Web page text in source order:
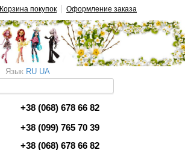
Корзина покупок Оформление заказа
Язык RU UA
+38 (068) 678 66 82
+38 (099) 765 70 39
+38 (068) 678 66 82